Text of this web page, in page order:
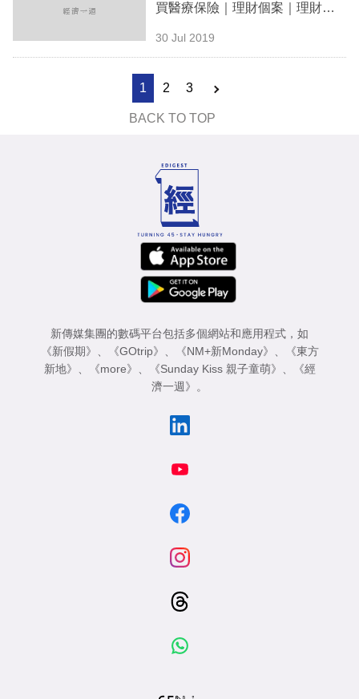
買醫療保險｜理財個案｜理財解
30 Jul 2019
1 2 3
BACK TO TOP
新傳媒集團的數碼平台包括多個網站和應用程式，如
《新假期》 、 《GOtrip》 、 《NM+新Monday》 、
《東方
新地》 、 《more》 、 《Sunday Kiss 親子童萌》 、
《經
濟一週》 。